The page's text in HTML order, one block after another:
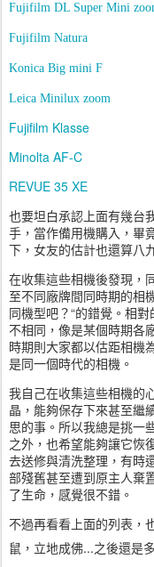
Fujifilm DL Super Mini
Fujifilm Natura
Konica Big mini F
Leica Minilux zoom
Fujifilm Klasse
Minolta AF-C
REVUE 35 XE
也要坦白承認上面有幾台
手，當作備用機購入，畢
下，女友的估計也還算八
在收集這些相機後發現，
至不同廠牌間同時期的相
同機型吧？“的錯覺。相
不相同，像是某個時期各
時期則大家都以估距相機
是同一個時代的相機。
我自己在收集這些相機的
晶，能夠保存下來甚至繼
思的事。所以我總是挑一
之外，也希望能夠讓它恢
去送修與清洗整理，有時
部殘舊甚至遭到原主人棄
了生命，感覺很不錯。
不過再看看上面的列表，
鼠，立地成佛...之後還是